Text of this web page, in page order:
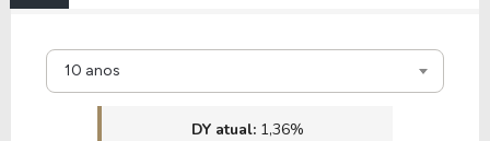
10 anos
DY atual: 1,36%